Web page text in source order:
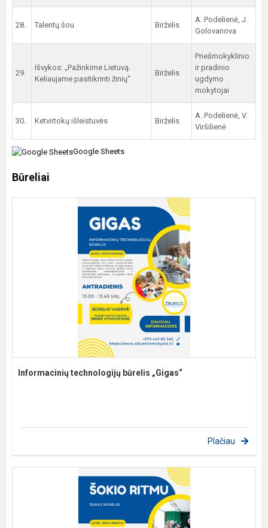
28. Talentų šou Birželis
A. Podelienė, J.
Golovanova
29.
Išvykos: „Pažinkime Lietuvą.
Keliaujame pasitikrinti žinių“
Birželis
Priešmokyklinio
ir pradinio
ugdymo
mokytojai
30. Ketvirtokų išleistuvės Birželis
A. Podelienė, V.
Viršilienė
Google Sheets
Būreliai
Informacinių technologijų būrelis „Gigas“
Plačiau